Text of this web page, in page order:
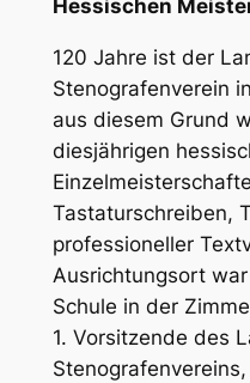
Hessischen
120 Jahre ist der
Stenografenverein
aus diesem Grund
diesjährigen
Tastaturschreiben,
professioneller
Ausrichtungsort
Schule in der
1. Vorsitzende des